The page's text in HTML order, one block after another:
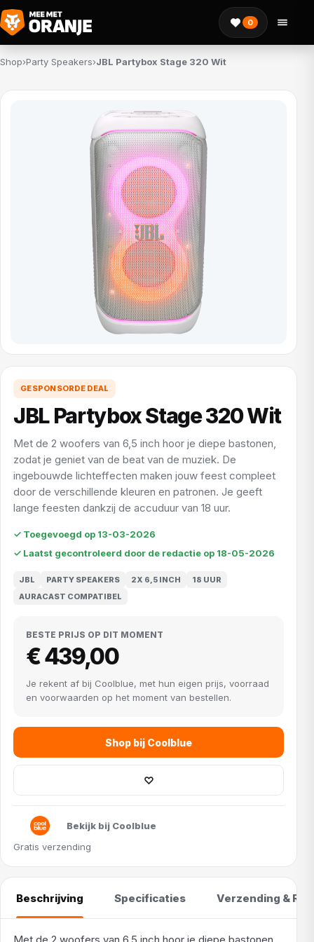
0
Shop›Party Speakers›JBL Partybox Stage 320 Wit
GESPONSORDE DEAL
JBL Partybox Stage 320 Wit
Met de 2 woofers van 6,5 inch hoor je diepe bastonen,
zodat je geniet van de beat van de muziek. De
ingebouwde lichteffecten maken jouw feest compleet
door de verschillende kleuren en patronen. Je geeft
lange feesten dankzij de accuduur van 18 uur.
✓ Toegevoegd op 13-03-2026
✓ Laatst gecontroleerd door de redactie op 18-05-2026
JBL PARTY SPEAKERS 2X 6,5 INCH
18 UUR
AURACAST COMPATIBEL
BESTE PRIJS OP DIT MOMENT
€ 439,00
Je rekent af bij Coolblue, met hun eigen prijs, voorraad
en voorwaarden op het moment van bestellen.
Shop bij Coolblue
♡
Bekijk bij Coolblue
Gratis verzending
Beschrijving Specificaties Verzending &